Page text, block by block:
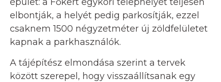
elbontják, a helyét pedig parkosítják, ezzel
csaknem 1500 négyzetméter új zöldfelületet
kapnak a parkhasználók.
A tájépítész elmondása szerint a tervek
között szerepel, hogy visszaállítsanak egy